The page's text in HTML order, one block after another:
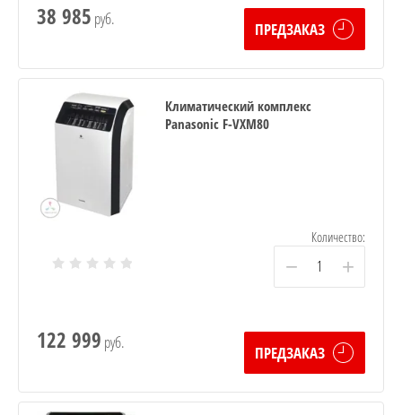
38 985 руб.
ПРЕДЗАКАЗ
Климатический комплекс
Panasonic F-VXM80
Количество:
− +
122 999 руб.
ПРЕДЗАКАЗ